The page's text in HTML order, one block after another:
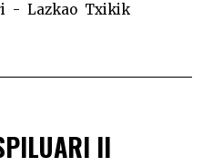
- Lazkao Txikik
II